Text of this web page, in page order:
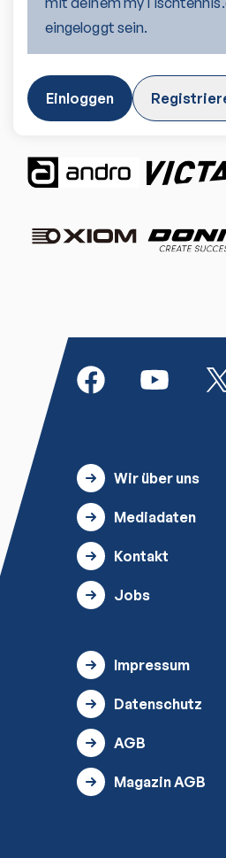
eingeloggt sein.
Einloggen
Wir über uns
Mediadaten
Kontakt
Jobs
Impressum
Datenschutz
AGB
Magazin AGB